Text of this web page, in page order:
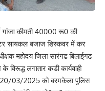
गांजा कीमती 40000 रू0 की
सायकल बजाज डिस्कवर में कर
महोदय जिला सारंगढ बिलाईगढ
विरूद्ध लगातार कडी कार्यवाही
20/03/2025 को बरमकेला पुलिस